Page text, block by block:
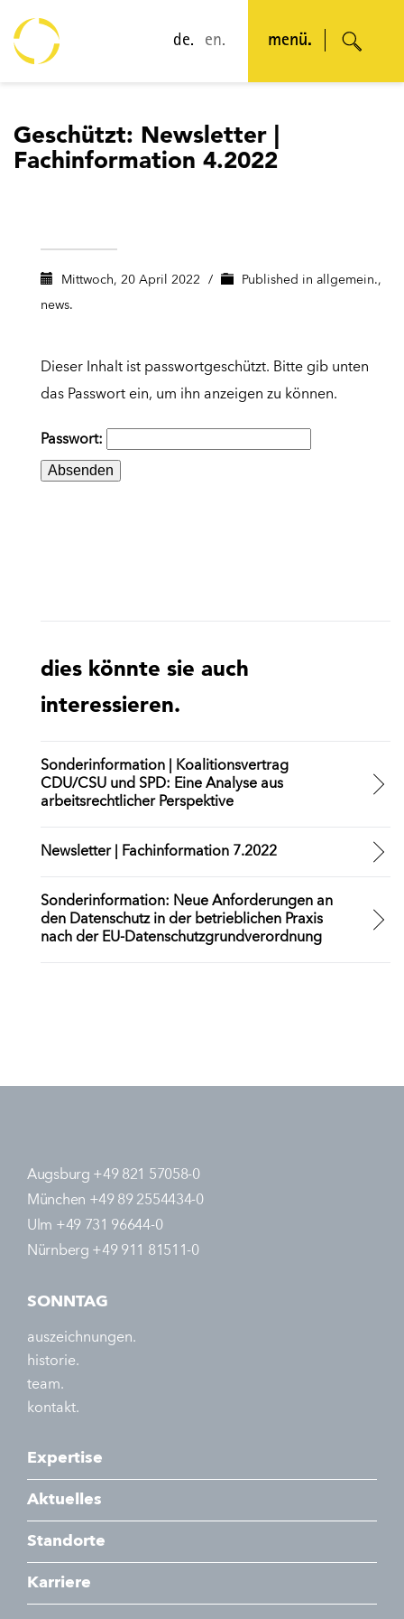
de. en. menü.
Geschützt: Newsletter |
Fachinformation 4.2022
Mittwoch, 20 April 2022 / Published in allgemein.,
news.
Dieser Inhalt ist passwortgeschützt. Bitte gib unten
das Passwort ein, um ihn anzeigen zu können.
Passwort:
dies könnte sie auch
interessieren.
Sonderinformation | Koalitionsvertrag
CDU/CSU und SPD: Eine Analyse aus
arbeitsrechtlicher Perspektive
Newsletter | Fachinformation 7.2022
Sonderinformation: Neue Anforderungen an
den Datenschutz in der betrieblichen Praxis
nach der EU-Datenschutzgrundverordnung
Augsburg +49 821 57058-0
München +49 89 2554434-0
Ulm +49 731 96644-0
Nürnberg +49 911 81511-0
SONNTAG
auszeichnungen.
historie.
team.
kontakt.
Expertise
Aktuelles
Standorte
Karriere